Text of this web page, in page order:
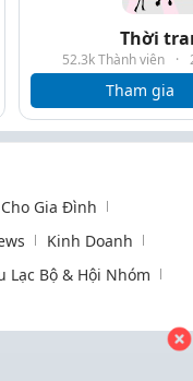
Thời
52.3k Thành viên ·
Tham gia
Gia Đình
Kinh Doanh
Lạc Bộ & Hội Nhóm